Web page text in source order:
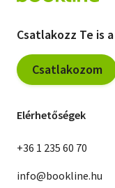
Csatlakozz Te is
Csatlakozom
Elérhetőségek
+36 1 235 60 70
info@bookline.hu